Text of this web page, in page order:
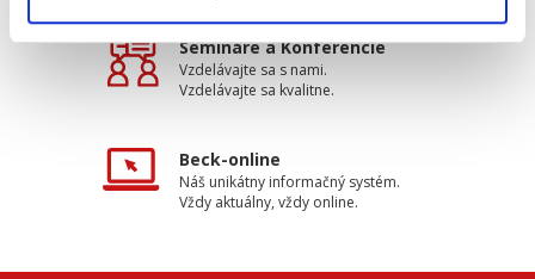
Semináre a Konferencie
Vzdelávajte sa s nami.
Vzdelávajte sa kvalitne.
Beck-online
Náš unikátny informačný systém.
Vždy aktuálny, vždy online.